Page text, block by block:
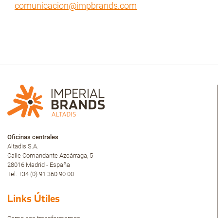
comunicacion@impbrands.com
Oficinas centrales
Altadis S.A.
Calle Comandante Azcárraga, 5
28016 Madrid - España
Tel: +34 (0) 91 360 90 00
Links Útiles